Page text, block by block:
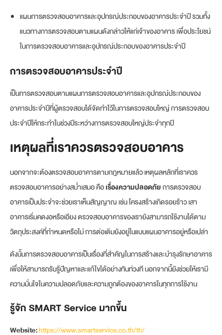
แผนการตรวจสอบอาคารและอุปกรณ์ประกอบของอาคารประจำปี รวมทั้ง
แนวทางการตรวจสอบตามแผนดังกล่าวให้แก่เจ้าของอาคาร เพื่อประโยชน์
ในการตรวจสอบอาคารและอุปกรณ์ประกอบของอาคารประจำปี
การตรวจสอบอาคารประจำปี
เป็นการตรวจสอบตามแผนการตรวจสอบอาคารและอุปกรณ์ประกอบของ
อาคารประจำปีที่ผู้ตรวจสอบได้จัดทำไว้ในการตรวจสอบใหญ่ การตรวจสอบ
ประจำปีให้กระทำในช่วงปีระหว่างการตรวจสอบใหญ่ประจำทุกปี
เหตุผลที่เราควรตรวจสอบอาคาร
นอกจากจะต้องตรวจสอบอาคารตามกฎหมายแล้ว เหตุผลหลักที่เราควร
ตรวจสอบอาคารอย่างสม่ำเสมอ คือเรื่องความปลอดภัยการตรวจสอบ
อาคารเป็นประจำจะช่วยเราเห็นสัญญาณ เช่น โครงสร้างเกิดรอยร้าว เสา
อาคารเริ่มคดงอหรือเอียง ตรวจสอบอาคารของเรายังสามารถใช้งานได้ตาม
วัตถุประสงค์ที่กำหนดหรือไม่ การต่อเติมยังอยู่ในแบบแผนอาคารอยู่หรือเปล่า
ดังนั้นการตรวจสอบอาคารเป็นเรื่องที่สำคัญในการสร้างและบำรุงรักษาอาคาร
เพื่อให้สามารถรับรู้ปัญหาและแก้ไขได้อย่างทันท่วงที นอกจากนี้ยังช่วยให้เรามี
ความมั่นใจในความปลอดภัยและความถูกต้องของอาคารในทุกการใช้งาน
รู้จัก SMART Service มากขึ้น
Website:https://www.smartservice.co.th/th/